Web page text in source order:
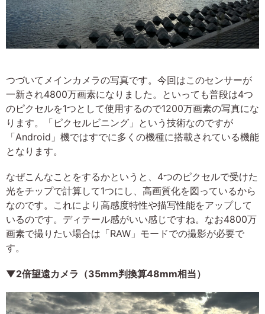
つづいてメインカメラの写真です。今回はこのセンサーが
一新され4800万画素になりました。といっても普段は4つ
のピクセルを1つとして使用するので1200万画素の写真にな
ります。「ピクセルビニング」という技術なのですが
「Android」機ではすでに多くの機種に搭載されている機能
となります。
なぜこんなことをするかというと、4つのピクセルで受けた
光をチップで計算して1つにし、高画質化を図っているから
なのです。これにより高感度特性や描写性能をアップして
いるのです。ディテール感がいい感じですね。なお4800万
画素で撮りたい場合は「RAW」モードでの撮影が必要で
す。
▼2倍望遠カメラ（35mm判換算48mm相当）